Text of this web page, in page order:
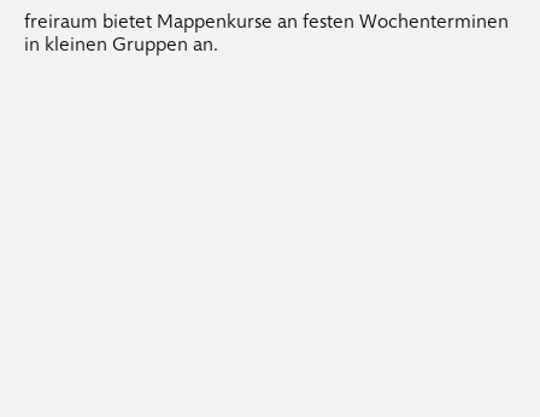
freiraum bietet Mappenkurse an festen Wochenterminen
in kleinen Gruppen an.